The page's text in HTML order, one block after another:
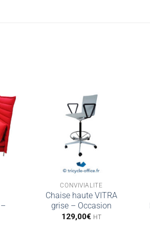
CONVIVIALITÉ
Chaise haute VITRA
grise – Occasion
129,00€ HT